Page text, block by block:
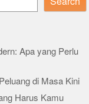
Apa yang Perlu
di Masa Kini
Harus Kamu